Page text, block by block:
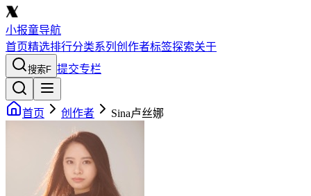
小报童导航
首页精选排行分类系列 创作者标签探索关于
搜索F 提交专栏
首页 创作者 Sina卢丝娜